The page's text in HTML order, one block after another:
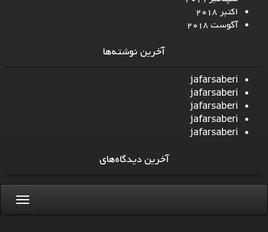
اکتبر 2018
آگوست 2018
آخرین نوشته‌ها
jafarsaberi
jafarsaberi
jafarsaberi
jafarsaberi
jafarsaberi
آخرین دیدگاه‌های